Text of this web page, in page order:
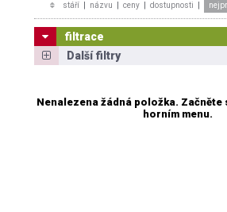
stáří názvu ceny dostupnosti
filtrace
Další filtry
Nenalezena žádná položka. Začněte
horním menu.